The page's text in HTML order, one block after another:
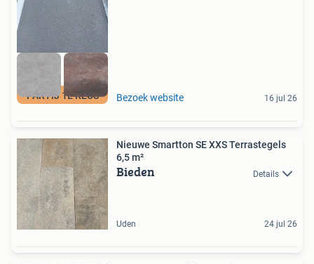
PARTIJ 1E KEUS Bezoek website 16 jul 26
Nieuwe Smartton SE XXS Terrastegels
6,5 m²
Bieden Details
Uden 24 jul 26